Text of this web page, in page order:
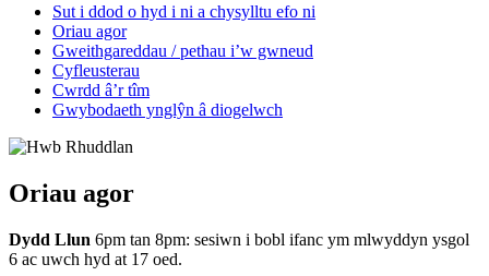
Sut i ddod o hyd i ni a chysylltu efo ni
Oriau agor
Gweithgareddau / pethau i’w gwneud
Cyfleusterau
Cwrdd â’r tîm
Gwybodaeth ynglŷn â diogelwch
Oriau agor
Dydd Llun 6pm tan 8pm: sesiwn i bobl ifanc ym mlwyddyn ysgol
6 ac uwch hyd at 17 oed.